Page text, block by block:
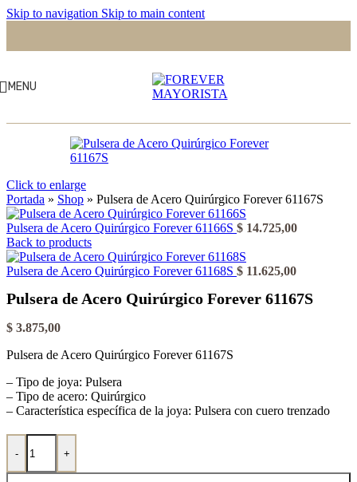
Skip to navigation Skip to main content
MENU
Click to enlarge
Portada » Shop » Pulsera de Acero Quirúrgico Forever 61167S
Pulsera de Acero Quirúrgico Forever 61166S $ 14.725,00
Back to products
Pulsera de Acero Quirúrgico Forever 61168S $ 11.625,00
Pulsera de Acero Quirúrgico Forever 61167S
$ 3.875,00
Pulsera de Acero Quirúrgico Forever 61167S
– Tipo de joya: Pulsera
– Tipo de acero: Quirúrgico
– Característica específica de la joya: Pulsera con cuero trenzado
-
Pulsera de Acero Quirúrgico Forever 61167S cantidad
+